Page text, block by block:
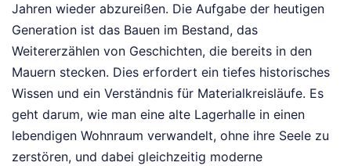
Jahren wieder abzureißen. Die Aufgabe der heutigen
Generation ist das Bauen im Bestand, das
Weitererzählen von Geschichten, die bereits in den
Mauern stecken. Dies erfordert ein tiefes historisches
Wissen und ein Verständnis für Materialkreisläufe. Es
geht darum, wie man eine alte Lagerhalle in einen
lebendigen Wohnraum verwandelt, ohne ihre Seele zu
zerstören, und dabei gleichzeitig moderne